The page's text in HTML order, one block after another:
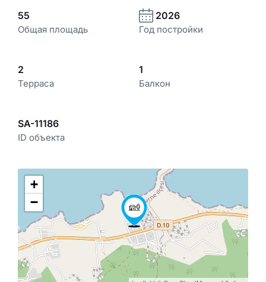
55
Общая площадь
2026
Год постройки
2
Терраса
1
Балкон
SA-11186
ID объекта
+
−